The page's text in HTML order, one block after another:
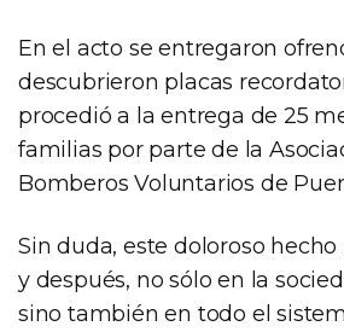
En el acto se entregaron
descubrieron placas
procedió a la entrega de 25
familias por parte de la
Bomberos Voluntarios de
Sin duda, este doloroso
y después, no sólo en la
sino también en todo el